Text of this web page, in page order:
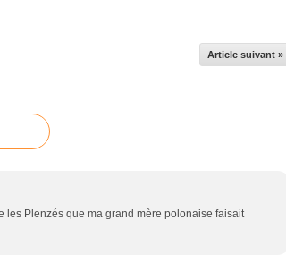
Article suivant »
les Plenzés que ma grand mère polonaise faisait